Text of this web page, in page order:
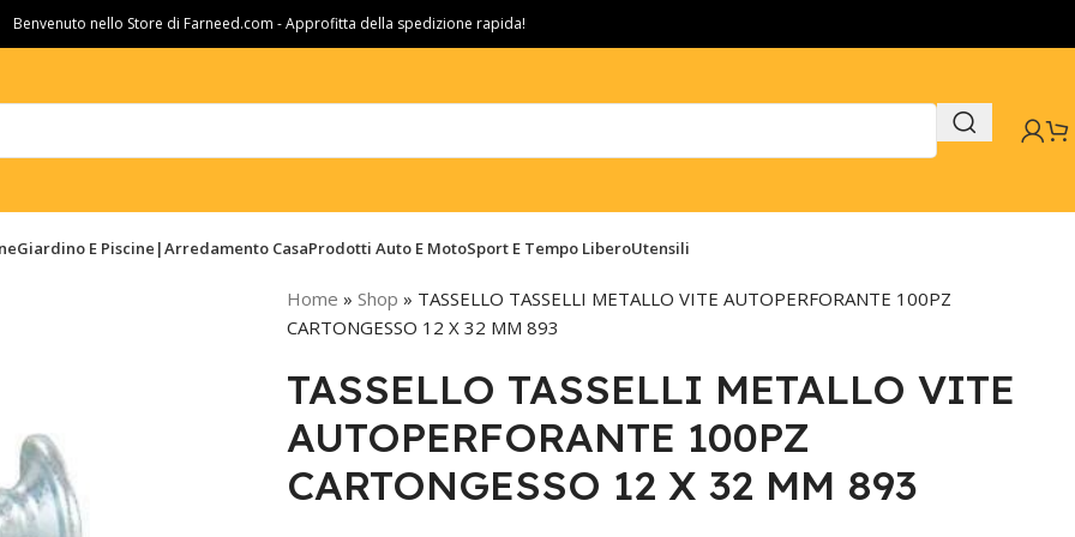
Benvenuto nello Store di Farneed.com - Approfitta della spedizione rapida!
Giardino E Piscine|Arredamento CasaProdotti Auto E MotoSport E Tempo LiberoUtensili
Home » Shop » TASSELLO TASSELLI METALLO VITE AUTOPERFORANTE 100PZ
CARTONGESSO 12 X 32 MM 893
TASSELLO TASSELLI METALLO VITE
AUTOPERFORANTE 100PZ
CARTONGESSO 12 X 32 MM 893